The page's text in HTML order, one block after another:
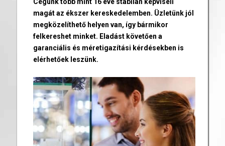
magát az ékszer kereskedelemben. Üzletünk jól
megközelíthető helyen van, így bármikor
felkereshet minket. Eladást követően a
garanciális és méretigazítási kérdésekben is
elérhetőek leszünk.